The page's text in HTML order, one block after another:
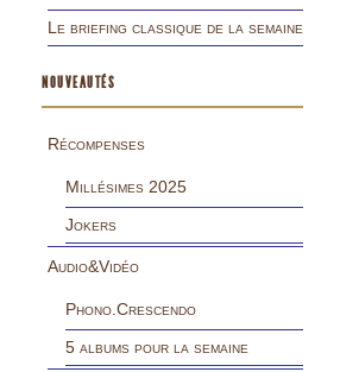
Le briefing classique de la semaine
NOUVEAUTÉS
Récompenses
Millésimes 2025
Jokers
Audio&Vidéo
Phono.Crescendo
5 albums pour la semaine